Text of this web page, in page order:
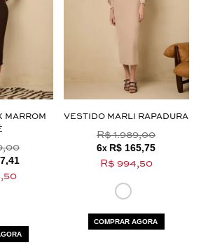
termos e polí­ticas de privacidade
MARROM
VESTIDO MARLI RAPADURA
R$ 1.989,00
6x R$ 165,75
R$ 994,50
COMPRAR AGORA